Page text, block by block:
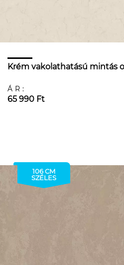
Krém vakolathatású mintás
ÁR:
65 990 Ft
106 CM
SZÉLES